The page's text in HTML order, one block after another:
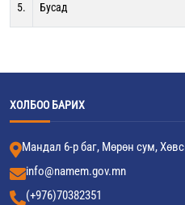
5. Бусад
ХОЛБОО БАРИХ
Мандал 6-р баг, Мөрөн сум,
info@namem.gov.mn
(+976)70382351